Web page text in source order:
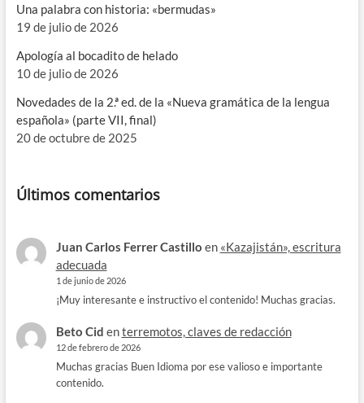
Una palabra con historia: «bermudas»
19 de julio de 2026
Apología al bocadito de helado
10 de julio de 2026
Novedades de la 2.ª ed. de la «Nueva gramática de la lengua
española» (parte VII, final)
20 de octubre de 2025
Últimos comentarios
Juan Carlos Ferrer Castillo en «Kazajistán», escritura
adecuada
1 de junio de 2026
¡Muy interesante e instructivo el contenido! Muchas gracias.
Beto Cid enterremotos, claves de redacción
12 de febrero de 2026
Muchas gracias Buen Idioma por ese valioso e importante
contenido.